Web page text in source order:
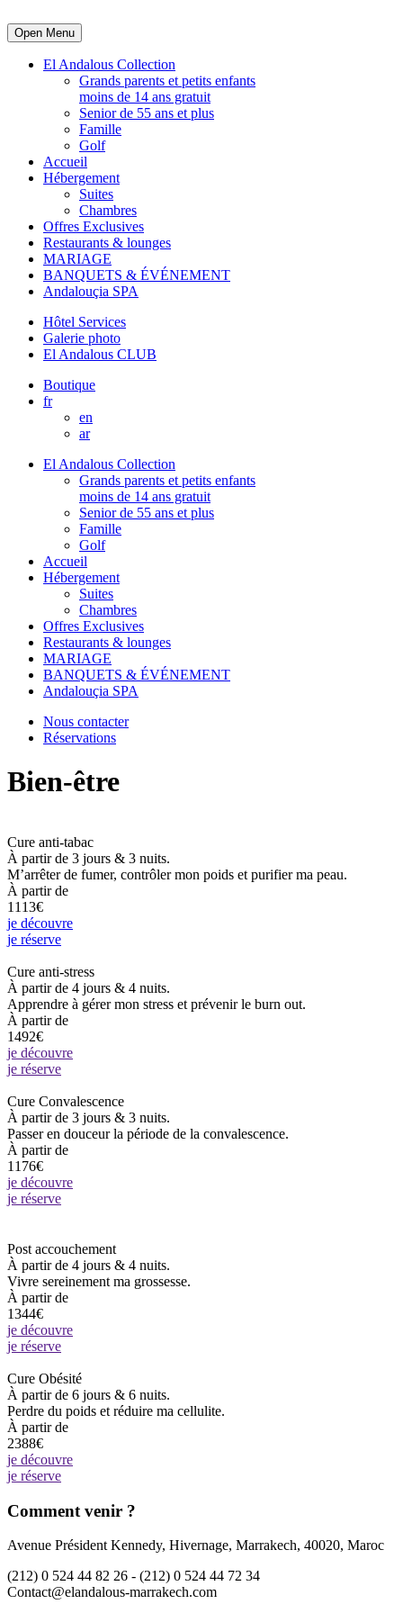
Open Menu
El Andalous Collection
Grands parents et petits enfants
moins de 14 ans gratuit
Senior de 55 ans et plus
Famille
Golf
Accueil
Hébergement
Suites
Chambres
Offres Exclusives
Restaurants & lounges
MARIAGE
BANQUETS & ÉVÉNEMENT
Andalouçia SPA
Hôtel Services
Galerie photo
El Andalous CLUB
Boutique
fr
en
ar
El Andalous Collection
Grands parents et petits enfants
moins de 14 ans gratuit
Senior de 55 ans et plus
Famille
Golf
Accueil
Hébergement
Suites
Chambres
Offres Exclusives
Restaurants & lounges
MARIAGE
BANQUETS & ÉVÉNEMENT
Andalouçia SPA
Nous contacter
Réservations
Bien-être
Cure anti-tabac
À partir de 3 jours & 3 nuits.
M’arrêter de fumer, contrôler mon poids et purifier ma peau.
À partir de
1113€
je découvre
je réserve
Cure anti-stress
À partir de 4 jours & 4 nuits.
Apprendre à gérer mon stress et prévenir le burn out.
À partir de
1492€
je découvre
je réserve
Cure Convalescence
À partir de 3 jours & 3 nuits.
Passer en douceur la période de la convalescence.
À partir de
1176€
je découvre
je réserve
Post accouchement
À partir de 4 jours & 4 nuits.
Vivre sereinement ma grossesse.
À partir de
1344€
je découvre
je réserve
Cure Obésité
À partir de 6 jours & 6 nuits.
Perdre du poids et réduire ma cellulite.
À partir de
2388€
je découvre
je réserve
Comment venir ?
Avenue Président Kennedy, Hivernage, Marrakech, 40020, Maroc
(212) 0 524 44 82 26 - (212) 0 524 44 72 34
Contact@elandalous-marrakech.com